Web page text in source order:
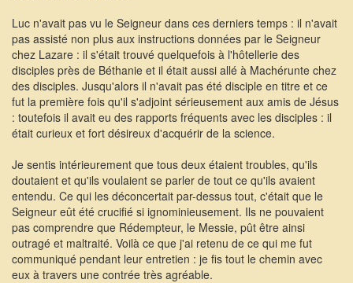
Luc n'avait pas vu le Seigneur dans ces derniers temps : il n'avait
pas assisté non plus aux instructions données par le Seigneur
chez Lazare : il s'était trouvé quelquefois à l'hôtellerie des
disciples près de Béthanie et il était aussi allé à Machérunte chez
des disciples. Jusqu'alors il n'avait pas été disciple en titre et ce
fut la première fois qu'il s'adjoint sérieusement aux amis de Jésus
: toutefois il avait eu des rapports fréquents avec les disciples : il
était curieux et fort désireux d'acquérir de la science.
Je sentis intérieurement que tous deux étaient troubles, qu'ils
doutaient et qu'ils voulaient se parler de tout ce qu'ils avaient
entendu. Ce qui les déconcertait par-dessus tout, c'était que le
Seigneur eût été crucifié si ignominieusement. Ils ne pouvaient
pas comprendre que Rédempteur, le Messie, pût être ainsi
outragé et maltraité. Voilà ce que j'ai retenu de ce qui me fut
communiqué pendant leur entretien : je fis tout le chemin avec
eux à travers une contrée très agréable.